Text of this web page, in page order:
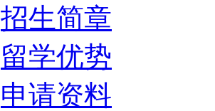
招生简章
留学优势
申请资料